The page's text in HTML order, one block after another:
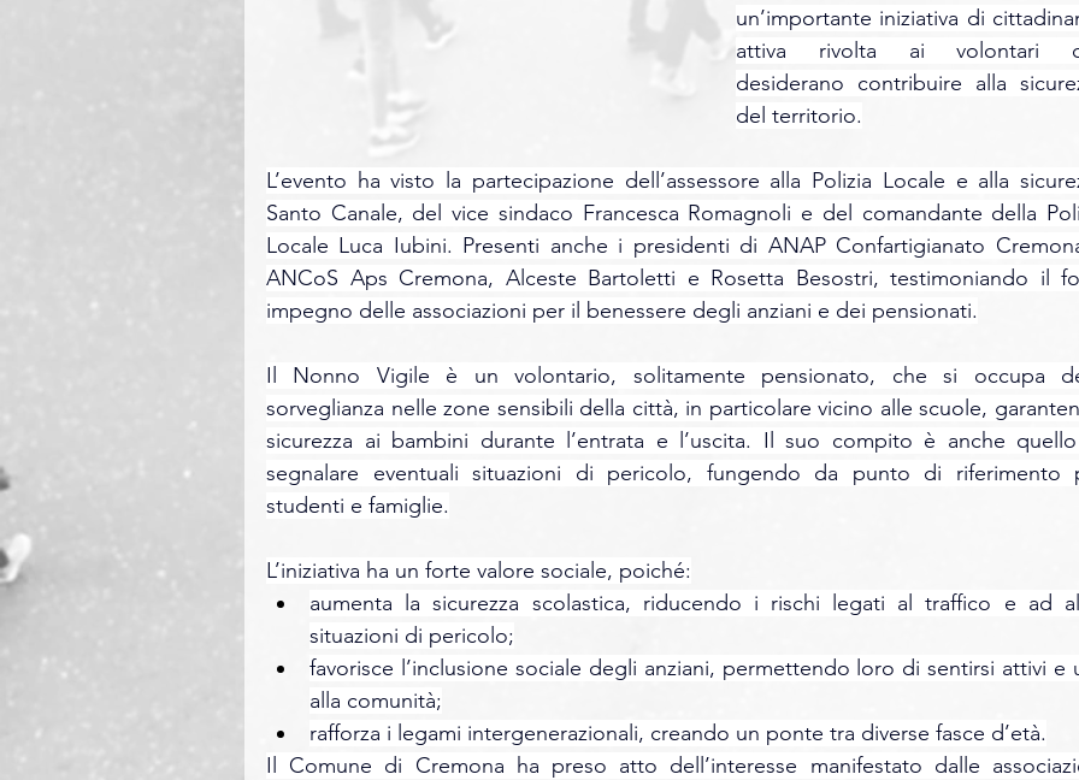
un’importante iniziativa di
attiva rivolta ai volontari
desiderano contribuire alla
del territorio.
L’evento ha visto la partecipazione dell’assessore alla Polizia Locale e alla
Santo Canale, del vice sindaco Francesca Romagnoli e del comandante della
Locale Luca Iubini. Presenti anche i presidenti di ANAP Confartigianato
ANCoS Aps Cremona, Alceste Bartoletti e Rosetta Besostri, testimoniando il
impegno delle associazioni per il benessere degli anziani e dei pensionati.
Il Nonno Vigile è un volontario, solitamente pensionato, che si occupa
sorveglianza nelle zone sensibili della città, in particolare vicino alle scuole,
sicurezza ai bambini durante l’entrata e l’uscita. Il suo compito è anche
segnalare eventuali situazioni di pericolo, fungendo da punto di riferimento
studenti e famiglie.
L’iniziativa ha un forte valore sociale, poiché:
aumenta la sicurezza scolastica, riducendo i rischi legati al traffico e ad
situazioni di pericolo;
favorisce l’inclusione sociale degli anziani, permettendo loro di sentirsi attivi e
alla comunità;
rafforza i legami intergenerazionali, creando un ponte tra diverse fasce d’età.
Il Comune di Cremona ha preso atto dell’interesse manifestato dalle